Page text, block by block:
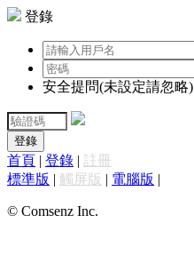
登錄
安全提問(未設定請忽略)
登錄
首頁 | 登錄 | 註冊
標準版 | 觸屏版 | 電腦版 |
© Comsenz Inc.